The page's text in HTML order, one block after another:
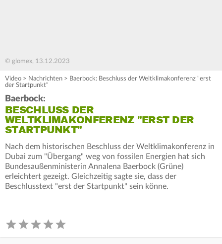
© glomex, 13.12.2023
Video > Nachrichten > Baerbock: Beschluss der Weltklimakonferenz "erst
der Startpunkt"
Baerbock:
BESCHLUSS DER
WELTKLIMAKONFERENZ "ERST DER
STARTPUNKT"
Nach dem historischen Beschluss der Weltklimakonferenz in
Dubai zum "Übergang" weg von fossilen Energien hat sich
Bundesaußenministerin Annalena Baerbock (Grüne)
erleichtert gezeigt. Gleichzeitig sagte sie, dass der
Beschlusstext "erst der Startpunkt" sein könne.